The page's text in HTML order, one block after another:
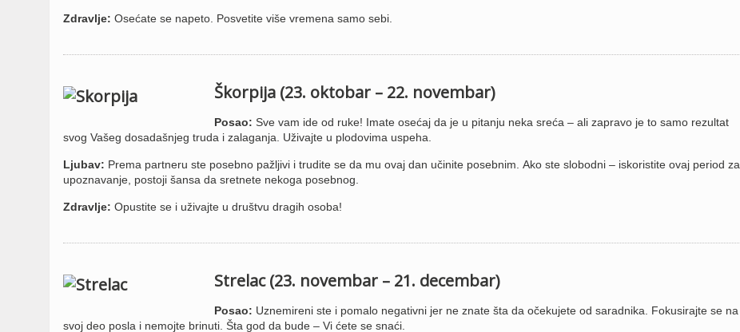
Zdravlje: Osećate se napeto. Posvetite više vremena samo sebi.
Škorpija (23. oktobar – 22. novembar)
Posao: Sve vam ide od ruke! Imate osećaj da je u pitanju neka sreća – ali zapravo je to samo rezultat
svog Vašeg dosadašnjeg truda i zalaganja. Uživajte u plodovima uspeha.
Ljubav: Prema partneru ste posebno pažljivi i trudite se da mu ovaj dan učinite posebnim. Ako ste slobodni – iskoristite ovaj period za
upoznavanje, postoji šansa da sretnete nekoga posebnog.
Zdravlje: Opustite se i uživajte u društvu dragih osoba!
Strelac (23. novembar – 21. decembar)
Posao: Uznemireni ste i pomalo negativni jer ne znate šta da očekujete od saradnika. Fokusirajte se na
svoj deo posla i nemojte brinuti. Šta god da bude – Vi ćete se snaći.